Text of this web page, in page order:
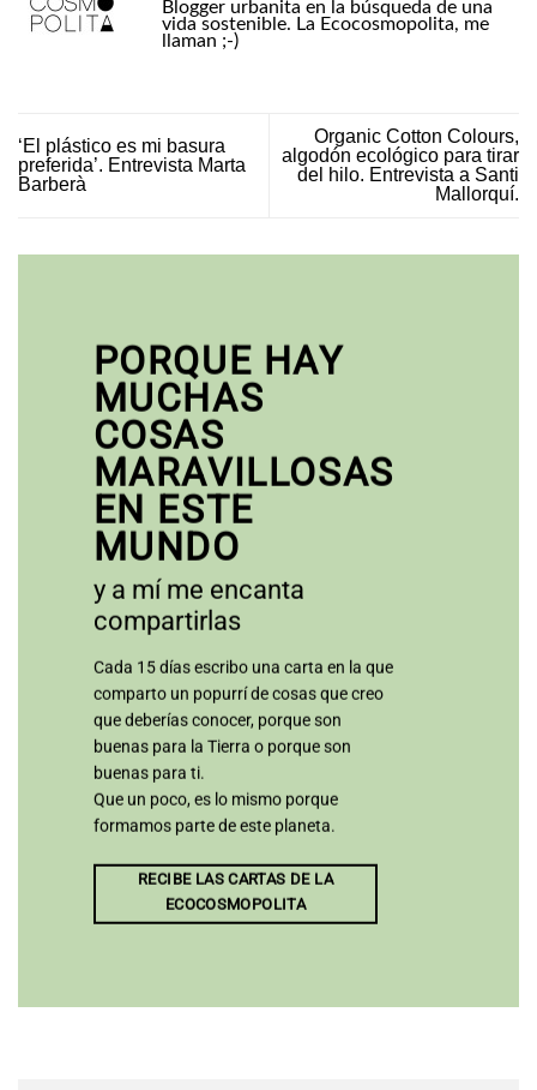
Blogger urbanita en la búsqueda de una
vida sostenible. La Ecocosmopolita, me
llaman ;-)
‘El plástico es mi basura
preferida’. Entrevista Marta
Barberà
Organic Cotton Colours,
algodón ecológico para tirar
del hilo. Entrevista a Santi
Mallorquí.
PORQUE HAY
MUCHAS
COSAS
MARAVILLOSAS
EN ESTE
MUNDO
y a mí me encanta
compartirlas
Cada 15 días escribo una carta en la que
comparto un popurrí de cosas que creo
que deberías conocer, porque son
buenas para la Tierra o porque son
buenas para ti.
Que un poco, es lo mismo porque
formamos parte de este planeta.
RECIBE LAS CARTAS DE LA
ECOCOSMOPOLITA